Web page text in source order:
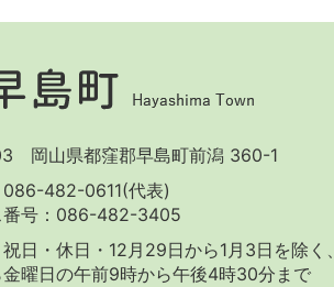
岡山県都窪郡早島町前潟 360-1
086-482-0611(代表)
番号：086-482-3405
日・休日・12月29日から1月3日を除く、
金曜日の午前9時から午後4時30分まで